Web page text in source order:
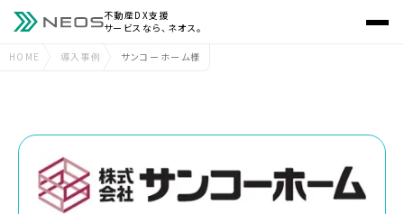
不動産DX支援
サービスなら、ネオス。
HOME 導入事例 サンコーホーム様